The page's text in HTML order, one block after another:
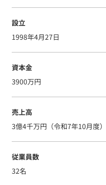
設立
1998年4月27日
資本金
3900万円
売上高
3億4千万円（令和7年10月度）
従業員数
32名